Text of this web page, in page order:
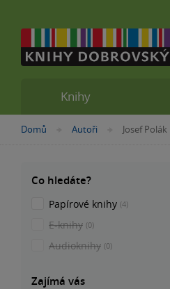
Nacházíte
Domů »Autoři »Josef Polák
Co hledáte?
Papírové knihy (4)
E-knihy (0)
Audioknihy (0)
Zajímá vás
Knihy